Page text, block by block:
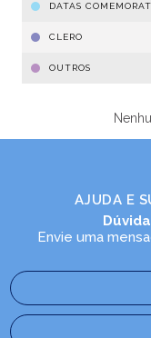
DATAS
CLERO
OUTROS
AJUDA E
Envie uma